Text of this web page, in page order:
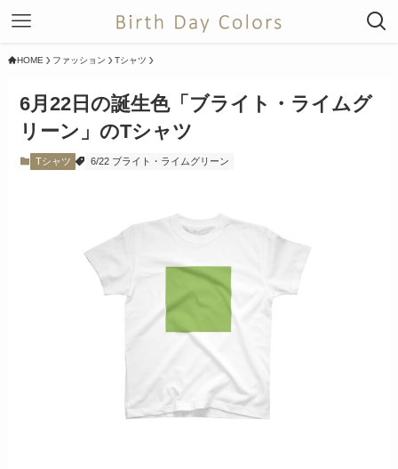
HOME ファッション Tシャツ
6月22日の誕生色「ブライト・ライムグ
リーン」のTシャツ
Tシャツ 6/22 ブライト・ライムグリーン